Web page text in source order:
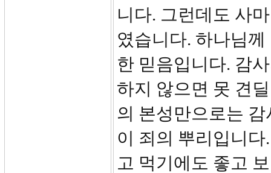
니다. 그런데도 사
였습니다. 하나님
한 믿음입니다. 감
하지 않으면 못 견
의 본성만으로는
이 죄의 뿌리입니
고 먹기에도 좋고